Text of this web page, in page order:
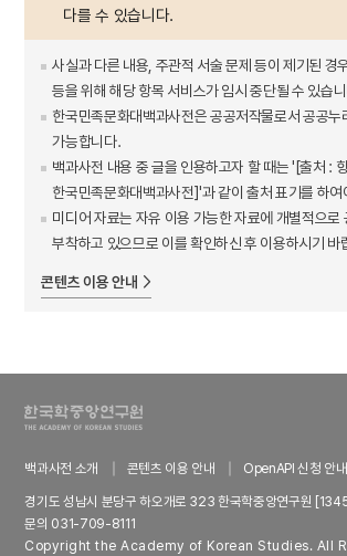
다를 수 있습니다.
사실과 다른 내용, 주관적 서술 문제 등이 제기된 경
등을 위해 해당 항목 서비스가 임시 중단될 수 있습
한국민족문화대백과사전은 공공저작물로서 공공누
가능합니다.
백과사전 내용 중 글을 인용하고자 할 때는 '[출처 :
한국민족문화대백과사전]'과 같이 출처 표기를 하여
미디어 자료는 자유 이용 가능한 자료에 개별적으로
부착하고 있으므로 이를 확인하신 후 이용하시기 바
콘텐츠 이용 안내
백과사전 소개 콘텐츠 이용 안내
OpenAPI 신청 안내
경기도 성남시 분당구 하오개로 323 한국학중앙연구원
문의 031-709-8111
Copyright the Academy of Korean Studies. All